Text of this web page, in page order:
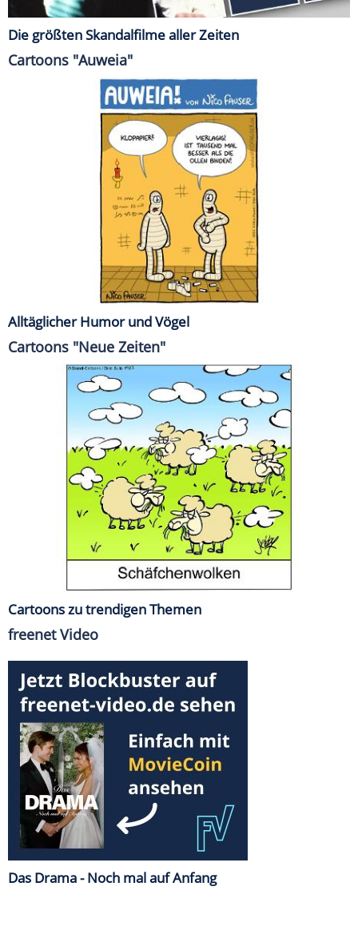
Die größten Skandalfilme aller Zeiten
Cartoons "Auweia"
Alltäglicher Humor und Vögel
Cartoons "Neue Zeiten"
Cartoons zu trendigen Themen
freenet Video
Das Drama - Noch mal auf Anfang